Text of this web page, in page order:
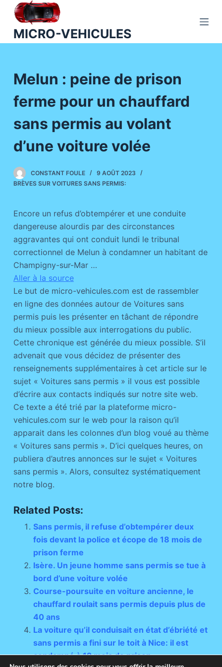
P
u
o
n
MICRO-VEHICULES
Melun : peine de prison
ferme pour un chauffard
sans permis au volant
d’une voiture volée
CONSTANT FOULE
9 AOÛT 2023
BRÈVES SUR VOITURES SANS PERMIS:
Encore un refus d’obtempérer et une conduite
dangereuse alourdis par des circonstances
aggravantes qui ont conduit lundi le tribunal
correctionnel de Melun à condamner un habitant de
Champigny-sur-Mar …
Aller à la source
Le but de micro-vehicules.com est de rassembler
en ligne des données autour de Voitures sans
permis puis les présenter en tâchant de répondre
du mieux possible aux interrogations du public.
Cette chronique est générée du mieux possible. S’il
advenait que vous décidez de présenter des
renseignements supplémentaires à cet article sur le
sujet « Voitures sans permis » il vous est possible
d’écrire aux contacts indiqués sur notre site web.
Ce texte a été trié par la plateforme micro-
vehicules.com sur le web pour la raison qu’il
apparait dans les colonnes d’un blog voué au thème
« Voitures sans permis ». D’ici quelques heures, on
publiera d’autres annonces sur le sujet « Voitures
sans permis ». Alors, consultez systématiquement
notre blog.
Related Posts:
Sans permis, il refuse d’obtempérer deux
fois devant la police et écope de 18 mois de
prison ferme
Isère. Un jeune homme sans permis se tue à
bord d’une voiture volée
Course-poursuite en voiture ancienne, le
chauffard roulait sans permis depuis plus de
40 ans
La voiture qu’il conduisait en état d’ébriété et
sans permis a fini sur le toit à Nice: il est
condamné à 12 mois de prison